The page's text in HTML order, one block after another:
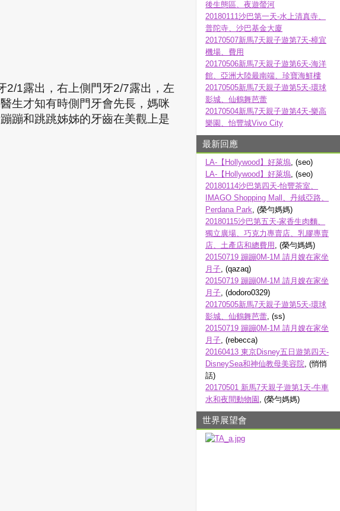
2/1露出，右上側門牙2/7露出，左
生才知有時側門牙會先長，媽咪
蹦和跳跳姊姊的牙齒在美觀上是
後生態區、夜遊螢河
20180111沙巴第一天-水上清真寺、
普陀寺、沙巴基金大廈
20170507新馬7天親子遊第7天-樟宜
機場、費用
20170506新馬7天親子遊第6天-海洋
館、亞洲大陸最南端、珍寶海鮮樓
20170505新馬7天親子遊第5天-環球
影城、仙鶴舞芭蕾
20170504新馬7天親子遊第4天-樂高
樂園、怡豐城Vivo City
最新回應
LA-【Hollywood】好萊塢, (seo)
LA-【Hollywood】好萊塢, (seo)
20180114沙巴第四天-怡豐茶室、
IMAGO Shopping Mall、丹絨亞路、
Perdana Park, (榮勻媽媽)
20180115沙巴第五天-家香生肉麵、
獨立廣場、巧克力專賣店、乳膠專賣
店、土產店和總費用 , (榮勻媽媽)
20150719 蹦蹦0M-1M 請月嫂在家坐
月子, (qazaq)
20150719 蹦蹦0M-1M 請月嫂在家坐
月子, (dodoro0329)
20170505新馬7天親子遊第5天-環球
影城、仙鶴舞芭蕾, (ss)
20150719 蹦蹦0M-1M 請月嫂在家坐
月子, (rebecca)
20160413 東京Disney五日遊第四天-
DisneySea和神仙教母美容院, (悄悄
話)
20170501 新馬7天親子遊第1天-牛車
水和夜間動物園 , (榮勻媽媽)
世界展望會